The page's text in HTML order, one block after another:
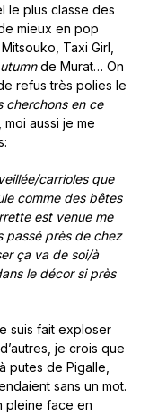
le plus classe des
mieux en pop
Taxi Girl,
de Murat… On
refus très polies le
cherchons en ce
moi aussi je me
carrioles que
comme des bêtes
est venue me
passé près de chez
ça va de soi/à
le décor si près
suis fait exploser
je crois que
putes de Pigalle,
sans un mot.
pleine face en